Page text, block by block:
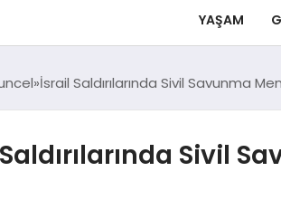
YAŞAM
İsrail Saldırılarında Sivil Savunma
Sivil